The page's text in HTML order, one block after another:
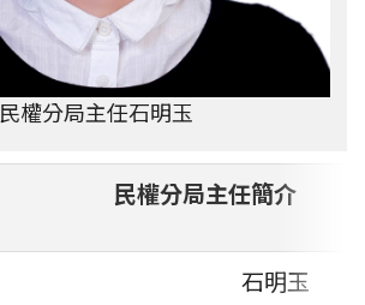
民權分局主任石明玉
民權分局主任簡介
石明玉